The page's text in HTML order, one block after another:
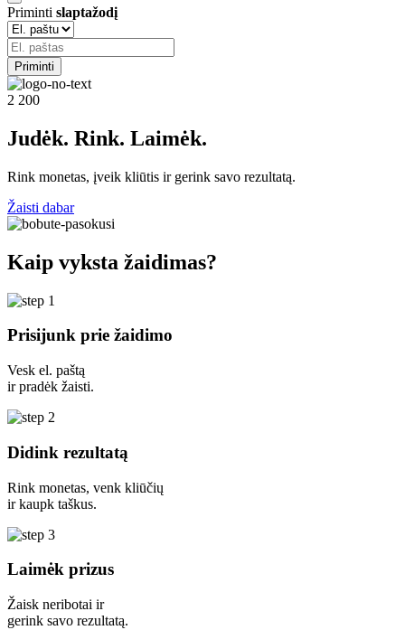
Priminti slaptažodį
Priminti
2 200
Judėk. Rink. Laimėk.
Rink monetas, įveik kliūtis ir gerink savo rezultatą.
Žaisti dabar
Kaip vyksta žaidimas?
Prisijunk prie žaidimo
Vesk el. paštą
ir pradėk žaisti.
Didink rezultatą
Rink monetas, venk kliūčių
ir kaupk taškus.
Laimėk prizus
Žaisk neribotai ir
gerink savo rezultatą.